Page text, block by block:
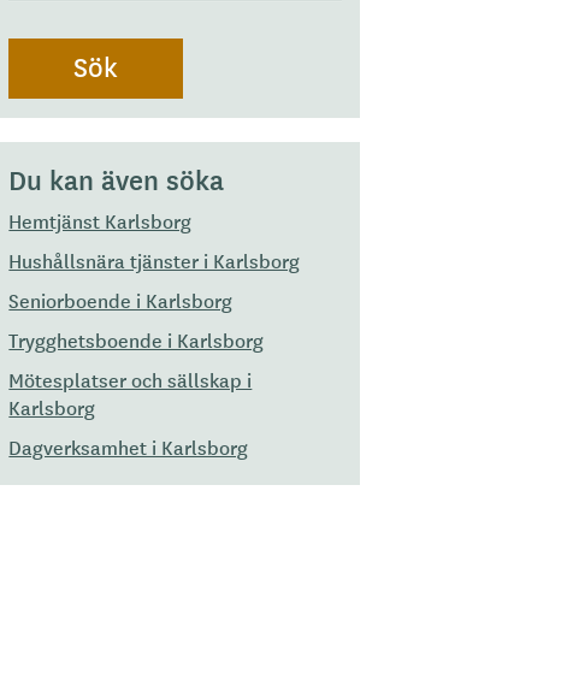
Du kan även söka
Hemtjänst Karlsborg
Hushållsnära tjänster i Karlsborg
Seniorboende i Karlsborg
Trygghetsboende i Karlsborg
Mötesplatser och sällskap i
Karlsborg
Dagverksamhet i Karlsborg